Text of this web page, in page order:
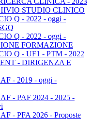
STUDIO CLINICO
Q - 2022 - oggi -
Q - 2022 - oggi -
FORMAZIONE
Q - UF1 - PTM - 2022
- DIRIGENZA E
- 2019 - oggi -
- PAF 2024 - 2025 -
- PFA 2026 - Proposte